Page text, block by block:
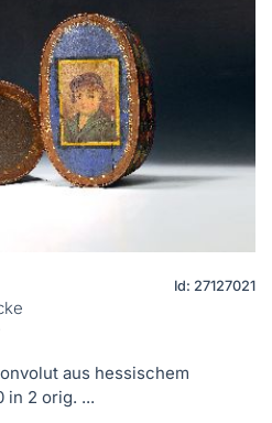
Id: 27127021
aus hessischem
in 2 orig. ...